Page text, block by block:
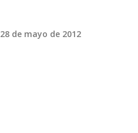
28 de mayo de 2012